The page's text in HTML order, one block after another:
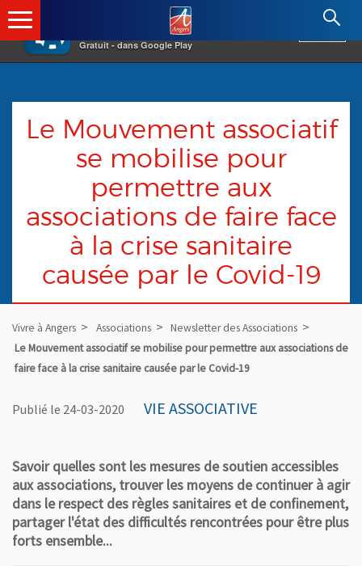
×
Gratuit - dans Google Play
Angers.fr : Retour à l'accueil
Le Mouvement associatif
se mobilise pour
permettre aux
associations de faire face
à la crise sanitaire
causée par le Covid-19
Vivre à Angers Associations
Newsletter des Associations
Le Mouvement associatif se mobilise pour permettre aux associations de
faire face à la crise sanitaire causée par le Covid-19
Publié le 24-03-2020 VIE ASSOCIATIVE
Savoir quelles sont les mesures de soutien accessibles
aux associations, trouver les moyens de continuer à agir
dans le respect des règles sanitaires et de confinement,
partager l'état des difficultés rencontrées pour être plus
forts ensemble...